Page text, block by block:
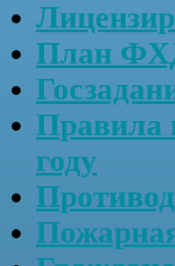
План
Правила
году